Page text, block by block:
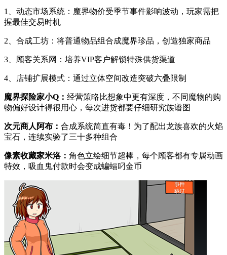
1、动态市场系统：魔界物价受季节事件影响波动，玩家需把
握最佳交易时机
2、合成工坊：将普通物品组合成魔界珍品，创造独家商品
3、顾客关系网：培养VIP客户解锁特殊供货渠道
4、店铺扩展模式：通过立体空间改造突破六叠限制
魔界探险家小Q： 经营策略比想象中更有深度，不同魔物的购
物偏好设计得很用心，每次进货都要仔细研究族谱图
次元商人阿布： 合成系统简直有毒！为了配出龙族喜欢的火焰
宝石，连续实验了三十多种组合
像素收藏家米洛： 角色立绘细节超棒，每个顾客都有专属动画
特效，吸血鬼付款时会变成蝙蝠叼金币